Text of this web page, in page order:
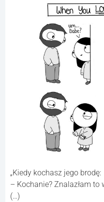
„Kiedy kochasz jego brodę:
– Kochanie? Znalazłam to
(…)